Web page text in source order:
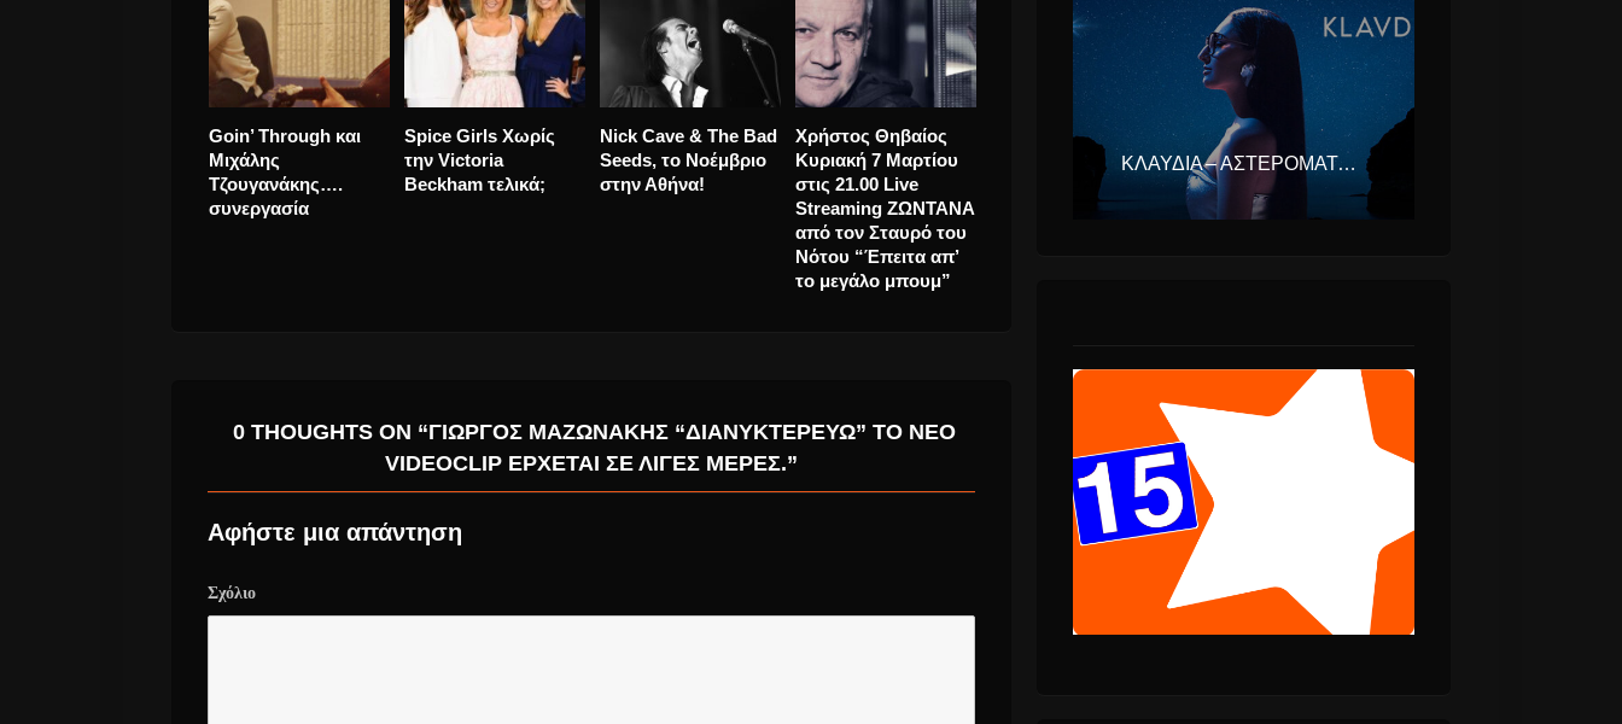
APP ΠΡΩΤΟΠΟΡΕΙΑ
ΚΑΙ NEO EP ΑΠΟ
ΤΟΥΣ MASSIVE
ATTACK
ADELE’S “ALL I
ASK” AS A BALLET
ROUTINE
Goin’ Through και
Μιχάλης
Τζουγανάκης….
Spice Girls Χωρίς
την Victoria
Beckham τελικά;
Nick Cave & The Bad
Seeds, το Νοέμβριο
Χρήστος Θηβαίος
Κυριακή 7 Μαρτίου
στις 21.00 Live
Streaming ΖΩΝΤΑΝΑ
0 THOUGHTS ON “ΓΙΏΡΓΟΣ ΜΑΖΩΝΆΚΗΣ “ΔΙΑΝΥΚΤΕΡΕΎΩ” ΤΟ ΝΈΟ
VIDEOCLIP ΈΡΧΕΤΑΙ ΣΕ ΛΊΓΕΣ ΜΈΡΕΣ.”
Αφήστε μια απάντηση
Σχόλιο
ΚΛΑΥΔΊΑ – ΑΣΤΕΡΟΜΆΤΑ (EUROVISION ΕΛΛΆΔΑ 2025)